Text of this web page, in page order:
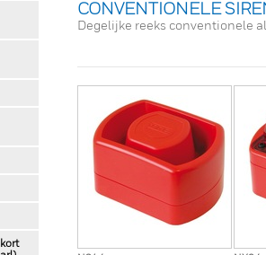
CONVENTIONELE
Degelijke reeks conventionele